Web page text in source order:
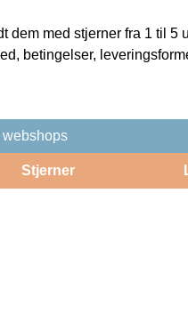
med stjerner fra 1 til 5
betingelser,
webshops
Stjerner